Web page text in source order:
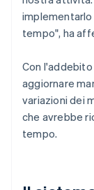
tempo", ha
Con
aggiornare
variazioni dei
che avrebbe
tempo.